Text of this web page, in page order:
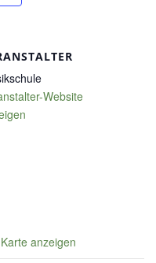
anzeigen
Website